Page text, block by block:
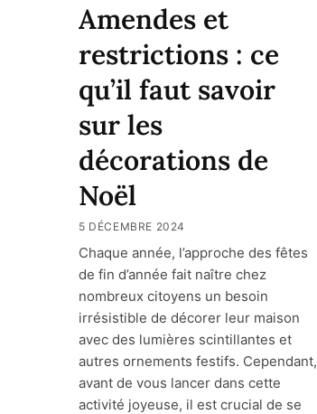
Amendes et
restrictions : ce
qu’il faut savoir
sur les
décorations de
Noël
5 DÉCEMBRE 2024
Chaque année, l’approche des fêtes
de fin d’année fait naître chez
nombreux citoyens un besoin
irrésistible de décorer leur maison
avec des lumières scintillantes et
autres ornements festifs. Cependant,
avant de vous lancer dans cette
activité joyeuse, il est crucial de se